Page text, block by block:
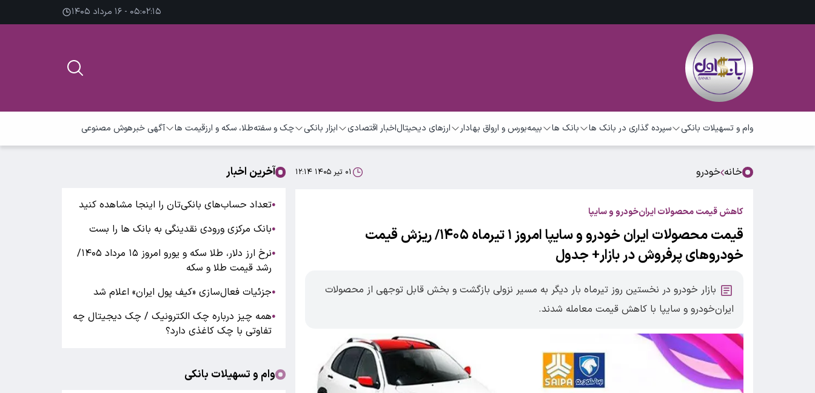
۰۵:۰۲:۱۶ - ۱۶ مرداد ۱۴۰۵
وام و تسهیلات بانکی سپرده گذاری در بانک ها بانک ها بیمهبورس و ارواق بهادار ارزهای دیحیتالاخبار اقتصادی ابزار بانکی چک و سفتهطلا، سکه و ارزقیمت ها آگهی خبرهوش مصنوعی
خانه خودرو ۰۱ تیر ۱۴۰۵ ۱۲:۱۴
کاهش قیمت محصولات ایران‌خودرو و سایپا
قیمت محصولات ایران خودرو و سایپا امروز ۱ تیرماه ۱۴۰۵/ ریزش قیمت
خودروهای پرفروش در بازار+ جدول
بازار خودرو در نخستین روز تیرماه بار دیگر به مسیر نزولی بازگشت و بخش قابل توجهی از محصولات
ایران‌خودرو و سایپا با کاهش قیمت معامله شدند.
آخرین اخبار
●تعداد حساب‌های بانکی‌تان را اینجا مشاهده کنید
●بانک مرکزی ورودی نقدینگی به بانک ها را بست
●
نرخ ارز دلار، طلا سکه و یورو امروز ۱۵ مرداد ۱۴۰۵/
رشد قیمت طلا و سکه
●جزئیات فعال‌سازی «کیف پول ایران» اعلام شد
●همه چیز درباره چک الکترونیک / چک دیجیتال چه
تفاوتی با چک کاغذی دارد؟
وام و تسهیلات بانکی